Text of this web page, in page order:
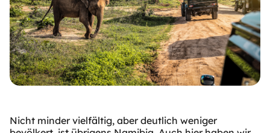
Nicht minder vielfältig, aber deutlich weniger